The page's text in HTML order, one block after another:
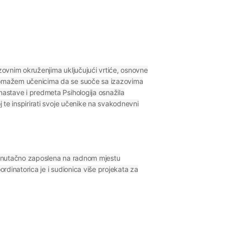
okruženjima uključujući vrtiće, osnovne
učenicima da se suoče sa izazovima
i predmeta Psihologija osnažila
inspirirati svoje učenike na svakodnevni
zaposlena na radnom mjestu
je i sudionica više projekata za